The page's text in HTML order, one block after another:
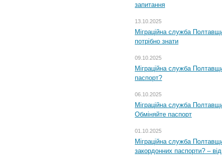
запитання
13.10.2025
Міграційна служба
потрібно знати
09.10.2025
Міграційна служба
паспорт?
06.10.2025
Міграційна служба
Обміняйте паспорт
01.10.2025
Міграційна служба
закордонних паспорти? –